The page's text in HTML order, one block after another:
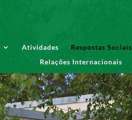
Atividades Respostas Sociais
Relações Internacionais